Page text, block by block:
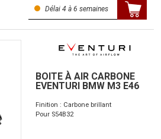
Délai 4 à 6 semaines
BOITE À AIR CARBONE
EVENTURI BMW M3 E46
Finition : Carbone brillant
Pour S54B32